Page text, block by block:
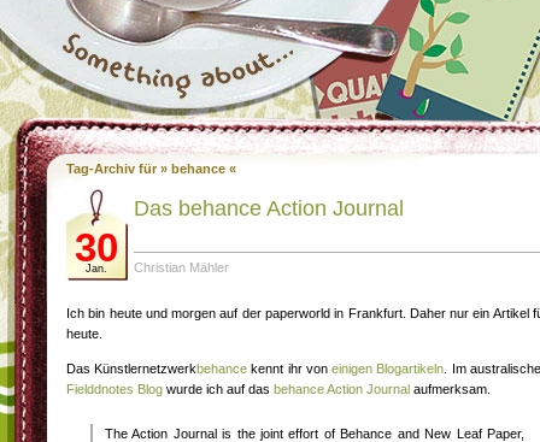
Tag-Archiv für » behance «
30
Jan.
Das behance Action Journal
Christian Mähler
Ich bin heute und morgen auf der paperworld in Frankfurt. Daher nur ein Artikel
heute.
Das Künstlernetzwerkbehance kennt ihr voneinigen Blogartikeln . Im
Fielddnotes Blog wurde ich auf das behance Action Journal aufmerksam.
The Action Journal is the joint effort of Behance and New Leaf Paper,